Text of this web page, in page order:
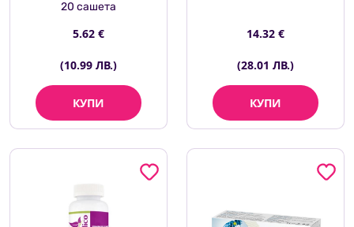
20 сашета
5.62 €
(10.99 ЛВ.)
КУПИ
14.32 €
(28.01 ЛВ.)
КУПИ